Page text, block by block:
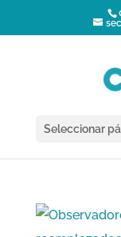
Seleccionar